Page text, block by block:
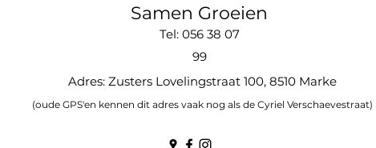
Samen Groeien
Tel: 056 38 07
99
Adres: Zusters Lovelingstraat 100, 8510 Marke
(oude GPS'en kennen dit adres vaak nog als de Cyriel Verschaevestraat)